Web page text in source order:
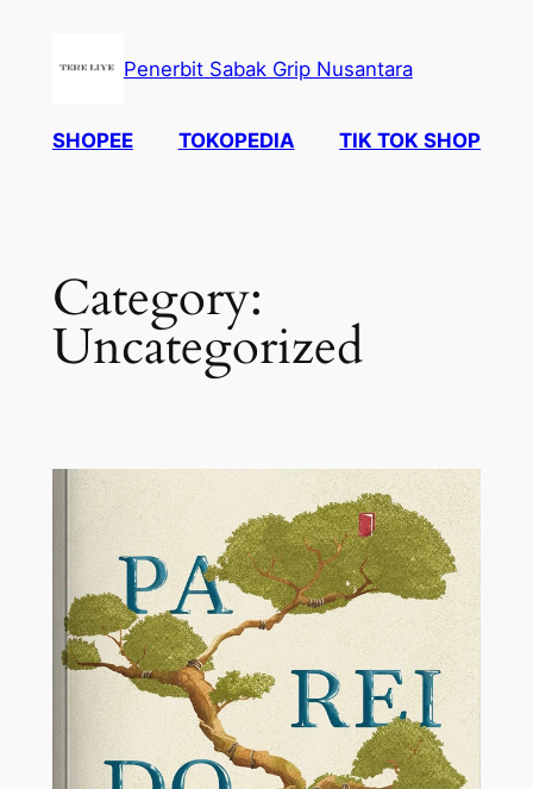
Penerbit Sabak Grip Nusantara
SHOPEE TOKOPEDIA TIK TOK SHOP
Category:
Uncategorized